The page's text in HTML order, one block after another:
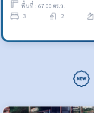
พื้นที่ : 67.00 ตร.ว.
3 2